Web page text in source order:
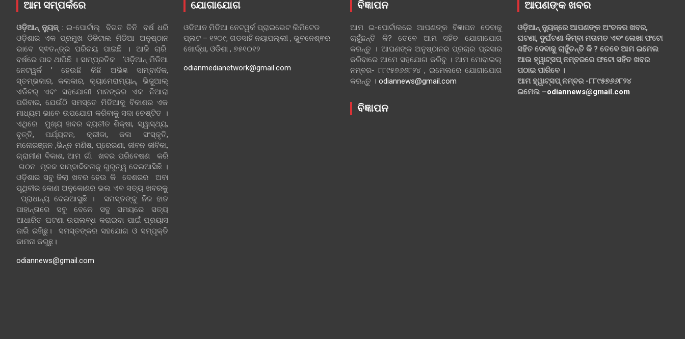
ଆମ ସମ୍ପର୍କରେ
ଓଡ଼ିଆନ୍‍ ନ୍ୟୁଜ୍‍: ଇ-ପୋର୍ଟାଲ୍ ବିଗତ ତିନି ବର୍ଷ ଧରି
ଓଡ଼ିଶାର ଏକ ପ୍ରମୁଖ ଡିଜିଟାଲ ମିଡିଆ ଅନୁଷ୍ଠାନ
ଭାବେ ସ୍ଵତନ୍ତ୍ର ପରିଚୟ ପାଇଛି । ଆଜି ଚାରି
ବର୍ଷରେ ପାଦ ଥାପିଛି । ସାମ୍ପ୍ରତିକ ‘ଓଡ଼ିଆନ୍‍ ମିଡିଆ
ନେଟୱର୍କ ’ ହେଉଛି କିଛି ଅଭିଜ୍ଞ ସାମ୍ବାଦିକ,
ସ୍ତମ୍ଭକାର, କଳାକାର, କ୍ୟାମେରାମ୍ୟାନ୍, ଭିଜୁଆଲ୍
ଏଡିଟର୍ ଏବଂ ସହଯୋଗୀ ମାନଙ୍କର ଏକ ନିଆରା
ପରିବାର, ଯେଉଁଠି ସମସ୍ତେ ମିଡିଆକୁ ବିକାଶର ଏକ
ମାଧ୍ୟମ ଭାବେ ଉପଯୋଗ କରିବାକୁ ସଦା ଚେଷ୍ଟିତ ।
ଏଥିରେ ମୁଖ୍ୟ ଖବର ବ୍ୟତୀତ ଶିକ୍ଷା, ସ୍ୱାସ୍ଥ୍ୟ,
ବୃତ୍ତି, ପର୍ଯ୍ୟଟନ, କ୍ରୀଡା, କଳା ସଂସ୍କୃତି,
ମନୋରଞ୍ଜନ ,ଭିନ୍ନ ମଣିଷ, ପ୍ରେରଣା, ଜୀବନ ଜୀବିକା,
ଗ୍ରାମୀଣ ବିକାଶ, ଆମ ଗାଁ ଖବର ପରିବେଷଣ କରି
ଗଠନ ମୂଳକ ସାମ୍ବାଦିକତାକୁ ଗୁରୁତ୍ୱ ଦେଇଆସିଛି ।
ଓଡ଼ିଶାର ସବୁ ଜିଲା ଖବର ହେଉ କି ଦେଶରର ଅବା
ପୃଥିବୀର କୋଣ ଅନୁକୋଣର ଭଲ ଏବ ସତ୍ୟ ଖବରକୁ
ପ୍ରାଧାନ୍ୟ ଦେଇଆସୁଛି । ସମସ୍ତଙ୍କୁ ନିଜ ହାତ
ପାହାନ୍ତାରେ ସବୁ ବେଳେ ସବୁ ସମୟରେ ସତ୍ୟ
ଆଧାରିତ ଘଟଣା ଉପଲବ୍ଧ କରାଇବା ପାଇଁ ପ୍ରୟାସ
ଜାରି ରଖିଛୁ। ସମସ୍ତଙ୍କର ସହଯୋଗ ଓ ସମ୍ପୃକ୍ତି
କାମନା କରୁଛୁ।
odiannews@gmail.com
ଯୋଗାଯୋଗ
ଓଡିଆନ ମିଡିଆ ନେଟୱର୍କ ପ୍ରାଇଭେଟ ଲିମିଟେଡ
ପ୍ଲଟ – ୧୨୦୯, ଗଡସାହି ନୟାପଲ୍ଲୀ , ଭୁବନେଶ୍ଵର
ଖୋର୍ଦ୍ଧା, ଓଡିଶା , ୭୫୧୦୧୨
odianmedianetwork@gmail.com
ବିଜ୍ଞାପନ
ଆମ ଇ-ପୋର୍ଟାଲରେ ଆପଣଙ୍କ ବିଜ୍ଞାପନ ଦେବାକୁ
ଚାହୁଁଛନ୍ତି କି? ତେବେ ଆମ ସହିତ ଯୋଗାଯୋଗ
କରନ୍ତୁ । ଆପଣଙ୍କ ଅନୁଷ୍ଠାନର ପ୍ରଚାର ପ୍ରସାର
କରିବାରେ ଆମେ ସହଯୋଗ କରିବୁ । ଆମ ମୋବାଇଲ୍
ନମ୍ବର- ୮୮୯୫୭୬୬୮୨୪ , ଇମେଲରେ ଯୋଗାଯୋଗ
କରନ୍ତୁ । odiannews@gmail.com
ବିଜ୍ଞାପନ
ଆପଣଙ୍କ ଖବର
ଓଡ଼ିଆନ୍ ନ୍ୟୁଜ୍‌ରେ ଆପଣଙ୍କ ଅଂଚଳର ଖବର,
ଘଟଣା, ଦୁର୍ଘଟଣା କିମ୍ବା ମତାମତ ଏବଂ ଲେଖା ଫଟୋ
ସହିତ ଦେବାକୁ ଚାହୁଁଚନ୍ତି କି ? ତେବେ ଆମ ଇମେଲ
ଆଉ ହ୍ୱାଟ୍‌ସପ୍ ନମ୍ବରରେ ଫଟୋ ସହିତ ଖବର
ପଠାଇ ପାରିବେ ।
ଆମ ହ୍ୱାଟ୍‌ସପ୍ ନମ୍ବର -୮୮୯୫୭୬୬୮୨୪
ଇମେଲ –odiannews@gmail.com